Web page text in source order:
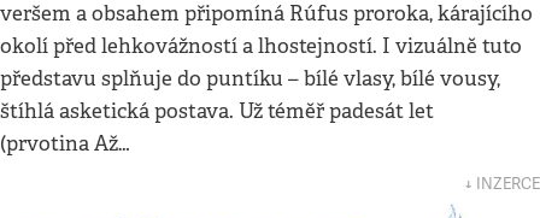
veršem a obsahem připomíná Rúfus proroka, kárajícího
okolí před lehkovážností a lhostejností. I vizuálně tuto
představu splňuje do puntíku – bílé vlasy, bílé vousy,
štíhlá asketická postava. Už téměř padesát let
(prvotina Až…
↓ INZERCE